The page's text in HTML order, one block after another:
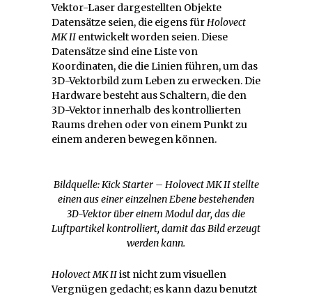
Vektor-Laser dargestellten Objekte
Datensätze seien, die eigens fürHolovect
MK II entwickelt worden seien. Diese
Datensätze sind eine Liste von
Koordinaten, die die Linien führen, um das
3D-Vektorbild zum Leben zu erwecken. Die
Hardware besteht aus Schaltern, die den
3D-Vektor innerhalb des kontrollierten
Raums drehen oder von einem Punkt zu
einem anderen bewegen können.
Bildquelle: Kick Starter – Holovect MK II stellte
einen aus einer einzelnen Ebene bestehenden
3D-Vektor über einem Modul dar, das die
Luftpartikel kontrolliert, damit das Bild erzeugt
werden kann.
Holovect MK IIist nicht zum visuellen
Vergnügen gedacht; es kann dazu benutzt